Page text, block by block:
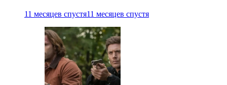
11 месяцев спустя11 месяцев спустя